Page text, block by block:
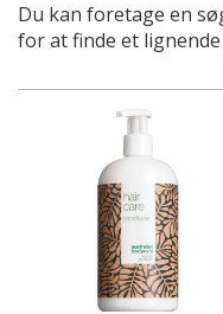
Du kan foretage en
for at finde et